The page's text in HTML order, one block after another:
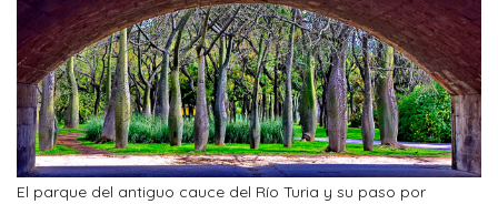
El parque del antiguo cauce del Río Turia y su paso por